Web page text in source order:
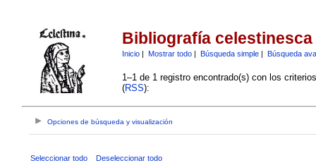
Bibliografía celestinesca
Inicio| Mostrar todo| Búsqueda simple| Búsqueda
1–1 de 1 registro encontrado(s) con los
(RSS):
Opciones de búsqueda y visualización
Seleccionar todo Deseleccionar todo